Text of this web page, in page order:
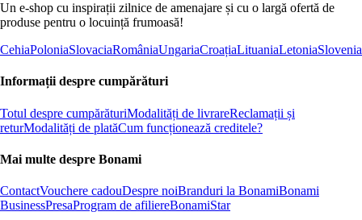
Un e-shop cu inspirații zilnice de amenajare și cu o largă ofertă de
produse pentru o locuință frumoasă!
CehiaPoloniaSlovaciaRomâniaUngariaCroațiaLituaniaLetoniaSlovenia
Informații despre cumpărături
Totul despre cumpărăturiModalități de livrareReclamații și
returModalități de platăCum funcționează creditele?
Mai multe despre Bonami
ContactVouchere cadouDespre noiBranduri la BonamiBonami
BusinessPresaProgram de afiliereBonamiStar